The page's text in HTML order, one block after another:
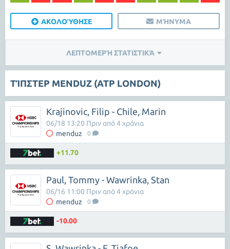
ΑΚΟΛΟΎΘΗΣΕ ΜΉΝΥΜΑ
ΛΕΠΤΟΜΕΡΉ ΣΤΑΤΙΣΤΙΚΆ
ΤΊΠΣΤΕΡ MENDUZ (ATP LONDON)
Krajinovic, Filip - Chile, Marin
menduz 0
06/18 13:20 Πριν από 4 χρόνια
+11.70
Paul, Tommy - Wawrinka, Stan
menduz 0
06/16 11:00 Πριν από 4 χρόνια
-10.00